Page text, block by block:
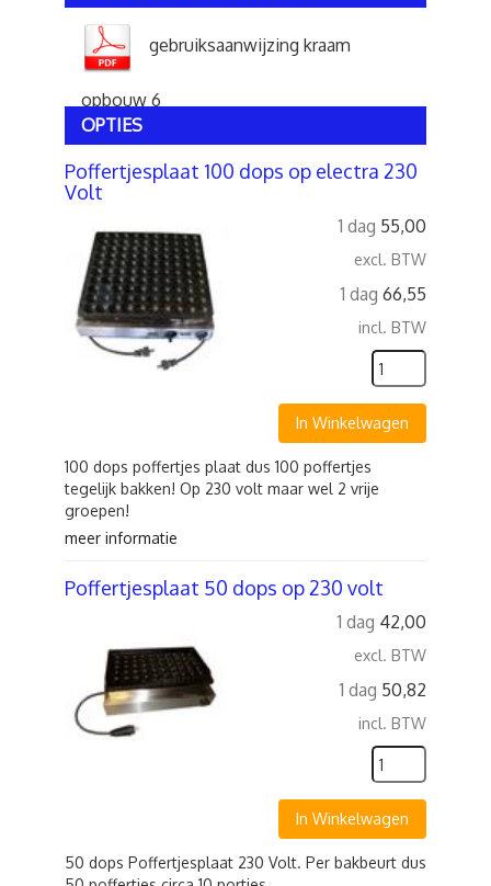
gebruiksaanwijzing kraam
opbouw 6
OPTIES
Poffertjesplaat 100 dops op electra 230
Volt
1 dag 55,00
excl. BTW
1 dag 66,55
incl. BTW
In Winkelwagen
100 dops poffertjes plaat dus 100 poffertjes
tegelijk bakken! Op 230 volt maar wel 2 vrije
groepen!
meer informatie
Poffertjesplaat 50 dops op 230 volt
1 dag 42,00
excl. BTW
1 dag 50,82
incl. BTW
In Winkelwagen
50 dops Poffertjesplaat 230 Volt. Per bakbeurt dus